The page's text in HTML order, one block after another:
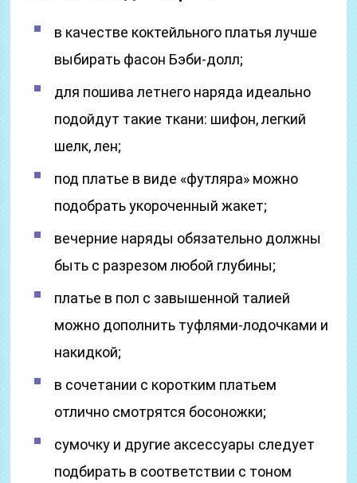
в качестве коктейльного платья лучше
выбирать фасон Бэби-долл;
для пошива летнего наряда идеально
подойдут такие ткани: шифон, легкий
шелк, лен;
под платье в виде «футляра» можно
подобрать укороченный жакет;
вечерние наряды обязательно должны
быть с разрезом любой глубины;
платье в пол с завышенной талией
можно дополнить туфлями-лодочками и
накидкой;
в сочетании с коротким платьем
отлично смотрятся босоножки;
сумочку и другие аксессуары следует
подбирать в соответствии с тоном